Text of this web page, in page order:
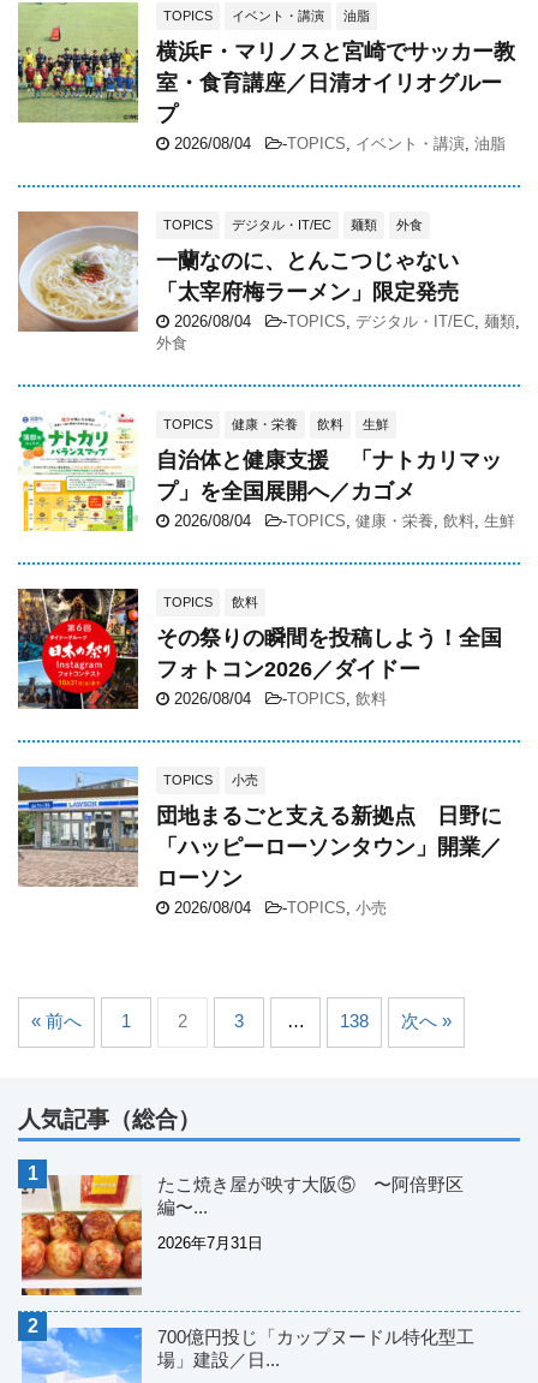
TOPICS イベント・講演 油脂
横浜F・マリノスと宮崎でサッカー教
室・食育講座／日清オイリオグルー
プ
2026/08/04 -TOPICS, イベント・講演, 油脂
TOPICS デジタル・IT/EC 麺類 外食
一蘭なのに、とんこつじゃない
「太宰府梅ラーメン」限定発売
2026/08/04 -TOPICS, デジタル・IT/EC, 麺類,
外食
TOPICS 健康・栄養 飲料 生鮮
自治体と健康支援 「ナトカリマッ
プ」を全国展開へ／カゴメ
2026/08/04 -TOPICS, 健康・栄養, 飲料, 生鮮
TOPICS 飲料
その祭りの瞬間を投稿しよう！全国
フォトコン2026／ダイドー
2026/08/04 -TOPICS, 飲料
TOPICS 小売
団地まるごと支える新拠点 日野に
「ハッピーローソンタウン」開業／
ローソン
2026/08/04 -TOPICS, 小売
« 前へ 1 2 3 … 138 次へ »
人気記事（総合）
たこ焼き屋が映す大阪⑤ 〜阿倍野区
編〜...
2026年7月31日
700億円投じ「カップヌードル特化型工
場」建設／日...